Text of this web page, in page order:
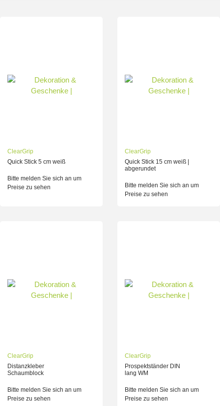
ClearGrip
Quick Stick 5 cm weiß
Bitte melden Sie sich an um
Preise zu sehen
ClearGrip
Quick Stick 15 cm weiß |
abgerundet
Bitte melden Sie sich an um
Preise zu sehen
ClearGrip
Distanzkleber
Schaumblock
Bitte melden Sie sich an um
Preise zu sehen
ClearGrip
Prospektständer DIN
lang WM
Bitte melden Sie sich an um
Preise zu sehen